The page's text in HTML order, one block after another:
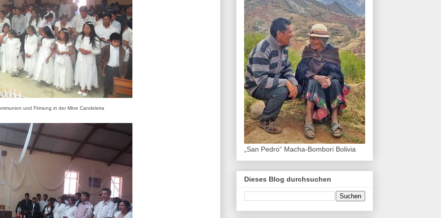
und Firmung in der Mine Candeleira
„San Pedro“ Macha-Bombori Bolivia
Dieses Blog durchsuchen